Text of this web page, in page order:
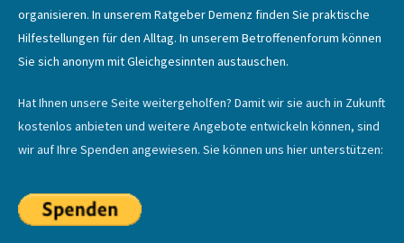
organisieren. In unserem Ratgeber Demenz finden Sie praktische
Hilfestellungen für den Alltag. In unserem Betroffenenforum können
Sie sich anonym mit Gleichgesinnten austauschen.
Hat Ihnen unsere Seite weitergeholfen? Damit wir sie auch in Zukunft
kostenlos anbieten und weitere Angebote entwickeln können, sind
wir auf Ihre Spenden angewiesen. Sie können uns hier unterstützen: